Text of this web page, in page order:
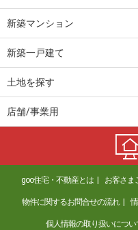
広島県広島市中区西十日市
広島県広島市中区西十日
住 所
広
専有面積
間取り
広島県広島市安佐南区高
新築マンション
新築一戸建て
土地を探す
店舗/事業用
goo住宅・不動産とは お客さま
物件に関するお問合せの流れ
個人情報の取り扱いについ